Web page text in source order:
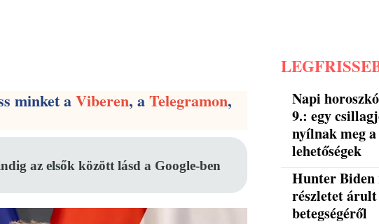
minket aViberen, aTelegramon,
az elsők között lásd a Google-ben
Napi
9.: egy
nyílnak meg
lehetőségek
Hunter
részletet árult
betegségéről